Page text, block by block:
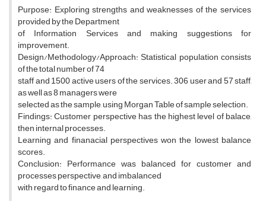
Purpose: Exploring strengths and weaknesses of the services
provided by the Department
of Information Services and making suggestions for
improvement.
Design/Methodology/Approach: Statistical population consists
of the total number of 74
staff and 1500 active users of the services. 306 user and 57 staff,
as well as 8 managers were
selected as the sample, using Morgan Table of sample selection.
Findings: Customer perspective has the highest level of balace,
then internal processes.
Learning and finanacial perspectives won the lowest balance
scores.
Conclusion: Performance was balanced for customer and
processes perspective, and imbalanced
with regard to finance and learning.